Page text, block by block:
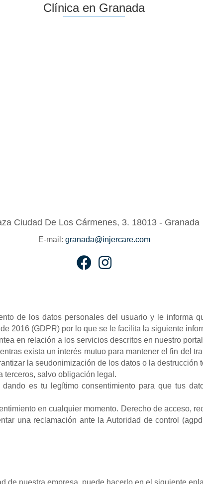
Clínica en Granada
Ciudad De Los Cármenes, 3. 18013 - Granada
E-mail: granada@injercare.com
de los datos personales del usuario y le informa
2016 (GDPR) por lo que se le facilita la siguiente
en relación a los servicios descritos en nuestro
exista un interés mutuo para mantener el fin del
la seudonimización de los datos o la destrucción
terceros, salvo obligación legal.
es tu legítimo consentimiento para que tus
en cualquier momento. Derecho de acceso,
una reclamación ante la Autoridad de control
de nuestra empresa, puede hacerlo en el siguiente